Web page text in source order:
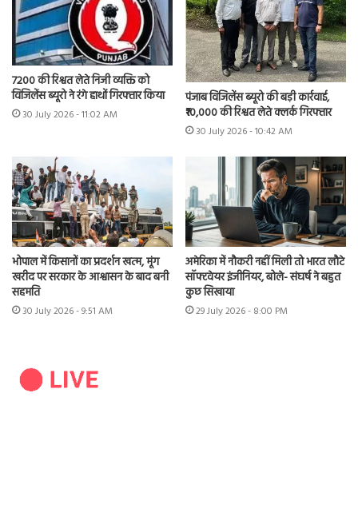
7200 की रिश्वत लेते निजी व्यक्ति को
विजिलेंस ब्यूरो ने रंगे हाथों गिरफ्तार किया
30 July 2026 - 11:02 AM
पंजाब विजिलेंस ब्यूरो की बड़ी कार्रवाई,
₹10,000 की रिश्वत लेते क्लर्क गिरफ्तार
30 July 2026 - 10:42 AM
भोपाल में किसानों का प्रदर्शन खत्म, मूंग
खरीद पर सरकार के आश्वासन के बाद बनी
सहमति
30 July 2026 - 9:51 AM
अमेरिका में नौकरी नहीं मिली तो भारत लौटे
सॉफ्टवेयर इंजीनियर, बोले- संघर्ष ने बहुत
कुछ सिखाया
29 July 2026 - 8:00 PM